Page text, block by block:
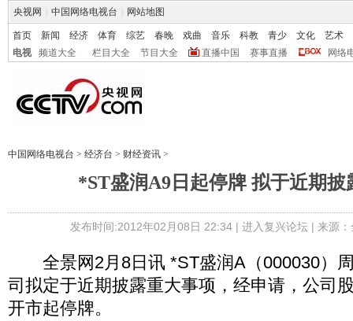
央视网 中国网络电视台 网站地图
首页 新闻 经济 体育 综艺 春晚 戏曲 音乐 科教 青少 文化
艺术
电视
频道大全 栏目大全 节目大全 直播中国 赛事直播 网络
中国网络电视台 > 经济台 > 财经资讯 >
*ST盛润A9日起停牌 拟于近期披
发布时间:2012年02月08日 22:34 | 进入复兴论坛| 来源
全景网2月8日讯 *ST盛润A（000030）
司拟定于近期披露重大事项，经申请，公司
开市起停牌。